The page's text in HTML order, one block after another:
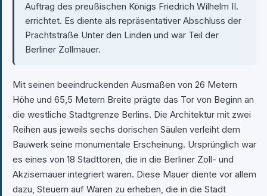
Auftrag des preußischen Königs Friedrich Wilhelm II.
errichtet. Es diente als repräsentativer Abschluss der
Prachtstraße Unter den Linden und war Teil der
Berliner Zollmauer.
Mit seinen beeindruckenden Ausmaßen von 26 Metern
Höhe und 65,5 Metern Breite prägte das Tor von Beginn an
die westliche Stadtgrenze Berlins. Die Architektur mit zwei
Reihen aus jeweils sechs dorischen Säulen verleiht dem
Bauwerk seine monumentale Erscheinung. Ursprünglich war
es eines von 18 Stadttoren, die in die Berliner Zoll- und
Akzisemauer integriert waren. Diese Mauer diente vor allem
dazu, Steuern auf Waren zu erheben, die in die Stadt